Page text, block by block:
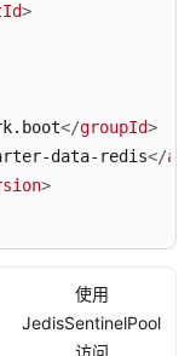
>
</groupId>
data-redis</
>
使用
JedisSentinelPool
访问